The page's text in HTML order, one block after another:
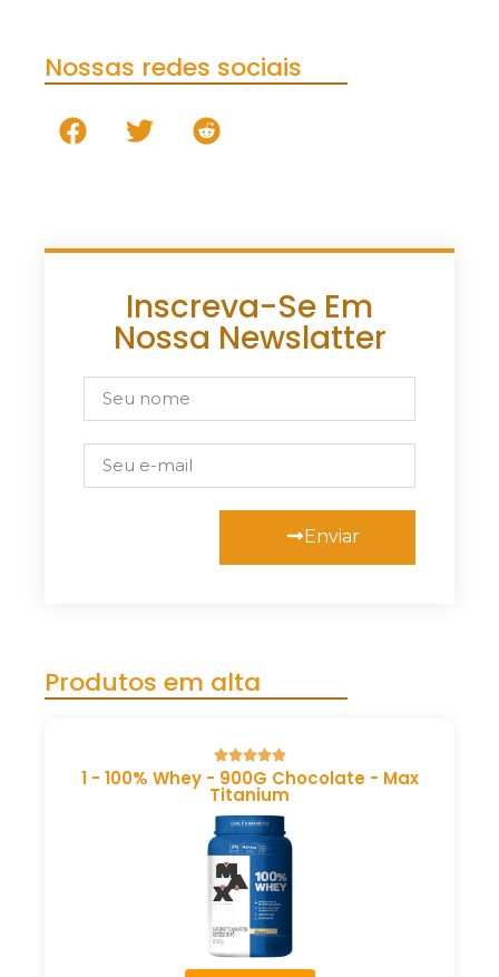
Nossas redes sociais
Inscreva-Se Em
Nossa Newslatter
Enviar
Produtos em alta
1 - 100% Whey - 900G Chocolate - Max
Titanium